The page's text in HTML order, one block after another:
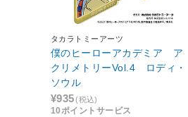
タカラトミーアーツ
僕のヒーローアカデミア ア
クリメトリーVol.4 ロディ・
ソウル
¥935 (税込)
10ポイントサービス